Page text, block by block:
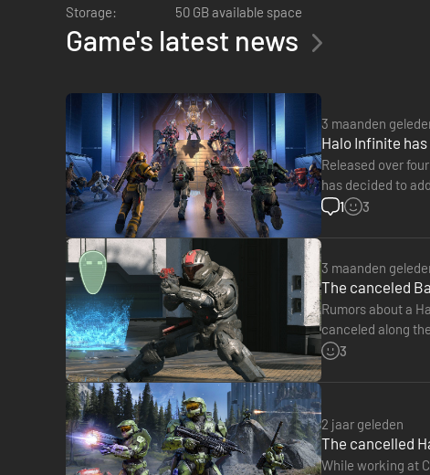
de mogelijkheden voor spannende eigen kaarten en speltypen
Storage:
50 GB available space
Game's latest news
3 maanden
Halo Infinite
Released over
has decided to
mode requires…
1 3
3 maanden
The canceled
Rumors about a
canceled along
game, which was
3
2 jaar geleden
The cancelled
While working at